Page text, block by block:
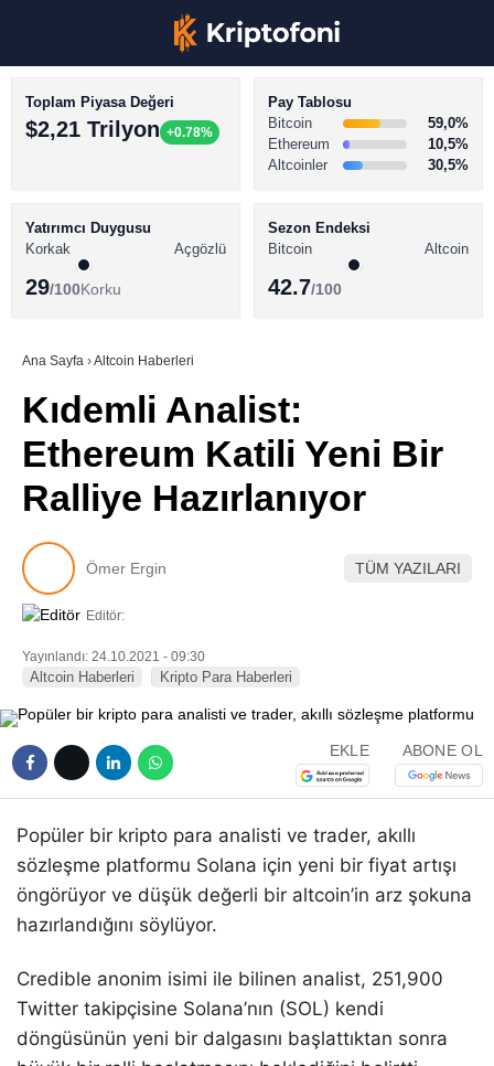
TikTok
BİTCOİN HABERLERİ
ALTCOİN HABERLERİ
SÖZLÜK
Toplam Piyasa Değeri
$2,21 Trilyon +0.78%
Pay Tablosu
Bitcoin
59,0%
Ethereum
10,5%
Altcoinler
30,5%
Yatırımcı Duygusu
Korkak
Açgözlü
29/100Korku
Sezon Endeksi
Bitcoin
Altcoin
42.7/100
Ana Sayfa ›Altcoin Haberleri
Kıdemli Analist:
Ethereum Katili Yeni Bir
Ralliye Hazırlanıyor
Ömer Ergin TÜM YAZILARI
Editör:
Yayınlandı: 24.10.2021 - 09:30
Altcoin Haberleri Kripto Para Haberleri
EKLE ABONE OL
Popüler bir kripto para analisti ve trader, akıllı
sözleşme platformu Solana için yeni bir fiyat artışı
öngörüyor ve düşük değerli bir altcoin’in arz şokuna
hazırlandığını söylüyor.
Credible anonim isimi ile bilinen analist, 251,900
Twitter takipçisine Solana’nın (SOL) kendi
döngüsünün yeni bir dalgasını başlattıktan sonra